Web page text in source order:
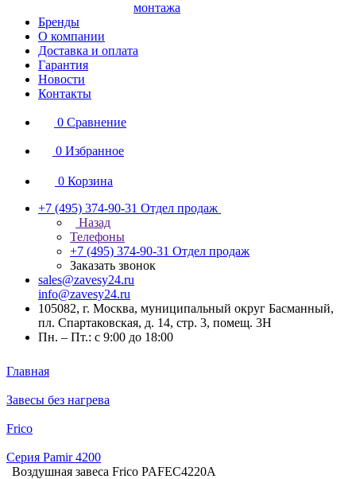
монтажа
Бренды
О компании
Доставка и оплата
Гарантия
Новости
Контакты
0 Сравнение
0 Избранное
0 Корзина
+7 (495) 374-90-31 Отдел продаж
Назад
Телефоны
+7 (495) 374-90-31 Отдел продаж
Заказать звонок
sales@zavesy24.ru
info@zavesy24.ru
105082, г. Москва, муниципальный округ Басманный,
пл. Спартаковская, д. 14, стр. 3, помещ. 3Н
Пн. – Пт.: с 9:00 до 18:00
Главная
Завесы без нагрева
Frico
Серия Pamir 4200
Воздушная завеса Frico PAFEC4220A